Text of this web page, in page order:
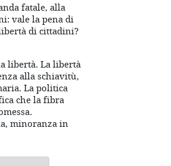
fatale, alla
vale la pena di
di cittadini?
libertà. La libertà
alla schiavitù,
La politica
che la fibra
minoranza in